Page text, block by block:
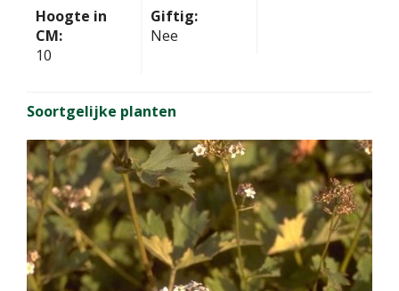
Hoogte in
CM:
10
Giftig:
Nee
Soortgelijke planten